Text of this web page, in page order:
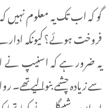
فروخت ہوئے؟ کیونکہ
یہ ضرور ہے کہ اسنیپ نے
سے زیادہ چشمے بنوا لیے